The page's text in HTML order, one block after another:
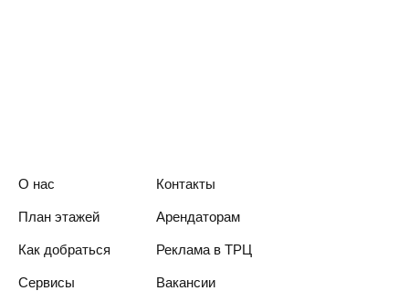
О нас
План этажей
Как добраться
Арендаторам
Контакты
Реклама в ТРЦ
Сервисы Вакансии